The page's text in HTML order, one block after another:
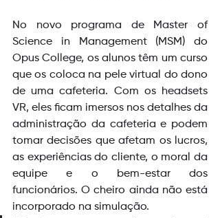
No novo programa de Master of
Science in Management (MSM) do
Opus College, os alunos têm um curso
que os coloca na pele virtual do dono
de uma cafeteria. Com os headsets
VR, eles ficam imersos nos detalhes da
administração da cafeteria e podem
tomar decisões que afetam os lucros,
as experiências do cliente, o moral da
equipe e o bem-estar dos
funcionários. O cheiro ainda não está
incorporado na simulação.